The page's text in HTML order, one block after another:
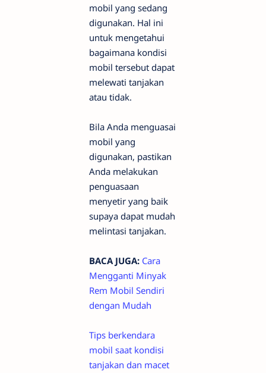
mobil yang sedang
digunakan. Hal ini
untuk mengetahui
bagaimana kondisi
mobil tersebut dapat
melewati tanjakan
atau tidak.
Bila Anda menguasai
mobil yang
digunakan, pastikan
Anda melakukan
penguasaan
menyetir yang baik
supaya dapat mudah
melintasi tanjakan.
BACA JUGA: Cara
Mengganti Minyak
Rem Mobil Sendiri
dengan Mudah
Tips berkendara
mobil saat kondisi
tanjakan dan macet